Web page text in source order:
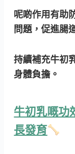
呢啲作用有助
問題，促進腸
持續補充牛初
身體負擔。
牛初乳嘅功
長發育